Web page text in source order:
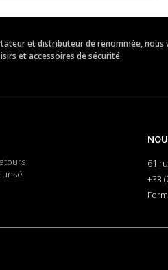
et distributeur de renommée,
et accessoires de sécurité.
61
+33